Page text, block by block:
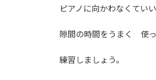
ピアノに向かわなくていい
隙間の時間をうまく 使
練習しましょう。